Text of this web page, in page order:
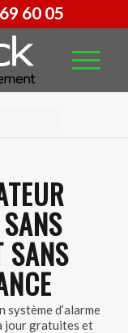
60 05
SANS
système d’alarme
jour gratuites et